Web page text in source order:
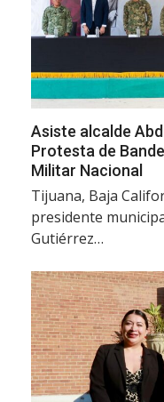
Asiste alcalde
Protesta de
Militar Nacional
Tijuana, Baja
presidente
Gutiérrez…